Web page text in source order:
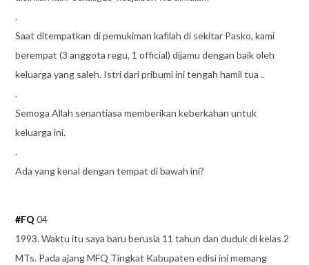
.
Saat ditempatkan di pemukiman kafilah di sekitar Pasko, kami
berempat (3 anggota regu, 1 official) dijamu dengan baik oleh
keluarga yang saleh. Istri dari pribumi ini tengah hamil tua ..
.
Semoga Allah senantiasa memberikan keberkahan untuk
keluarga ini.
.
Ada yang kenal dengan tempat di bawah ini?
#FQ 04
1993. Waktu itu saya baru berusia 11 tahun dan duduk di kelas 2
MTs. Pada ajang MFQ Tingkat Kabupaten edisi ini memang